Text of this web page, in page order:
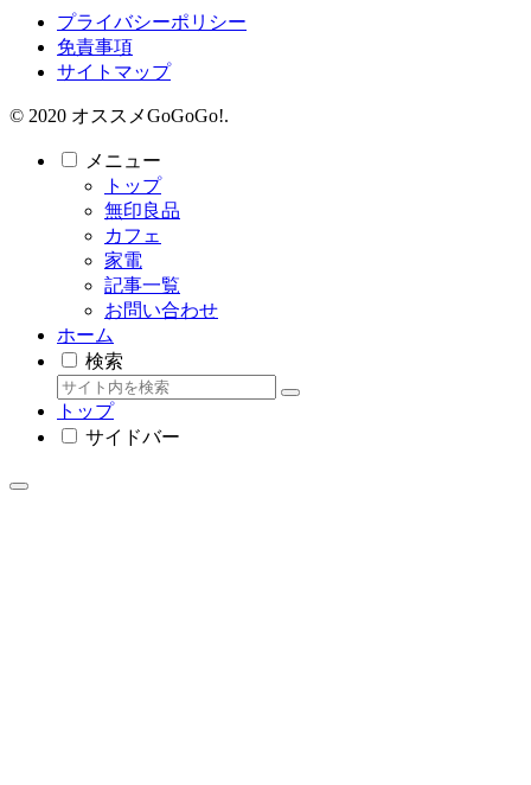
プライバシーポリシー
免責事項
サイトマップ
© 2020 オススメGoGoGo!.
メニュー
トップ
無印良品
カフェ
家電
記事一覧
お問い合わせ
ホーム
検索
トップ
サイドバー